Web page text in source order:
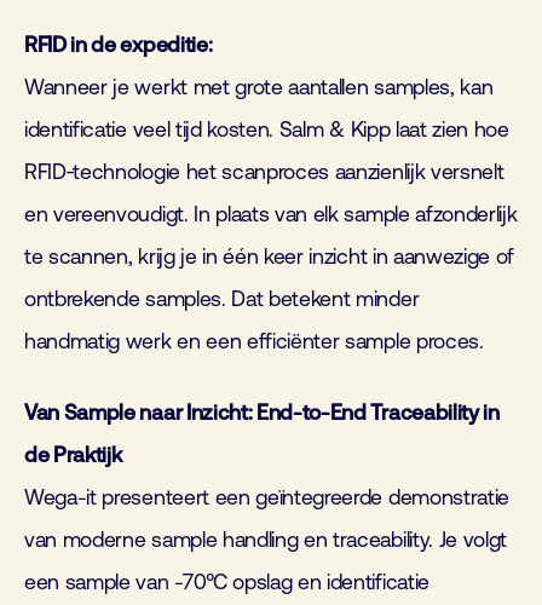
RFID in de expeditie:
Wanneer je werkt met grote aantallen samples, kan
identificatie veel tijd kosten. Salm & Kipp laat zien hoe
RFID‑technologie het scanproces aanzienlijk versnelt
en vereenvoudigt. In plaats van elk sample afzonderlijk
te scannen, krijg je in één keer inzicht in aanwezige of
ontbrekende samples. Dat betekent minder
handmatig werk en een efficiënter sample proces.
Van Sample naar Inzicht: End-to-End Traceability in
de Praktijk
Wega-it presenteert een geïntegreerde demonstratie
van moderne sample handling en traceability. Je volgt
een sample van -70°C opslag en identificatie